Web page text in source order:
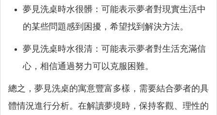
夢見洗桌時水很髒：可能表示夢者對現實生活中
的某些問題感到困擾，希望找到解決方法。
夢見洗桌時水很清：可能表示夢者對生活充滿信
心，相信通過努力可以克服困難。
總之，夢見洗桌的寓意豐富多樣，需要結合夢者的具
體情況進行分析。在解讀夢境時，保持客觀、理性的